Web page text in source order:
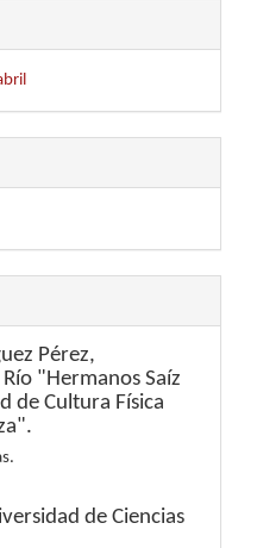
Pérez,
"Hermanos Saíz
de Cultura Física
de Ciencias